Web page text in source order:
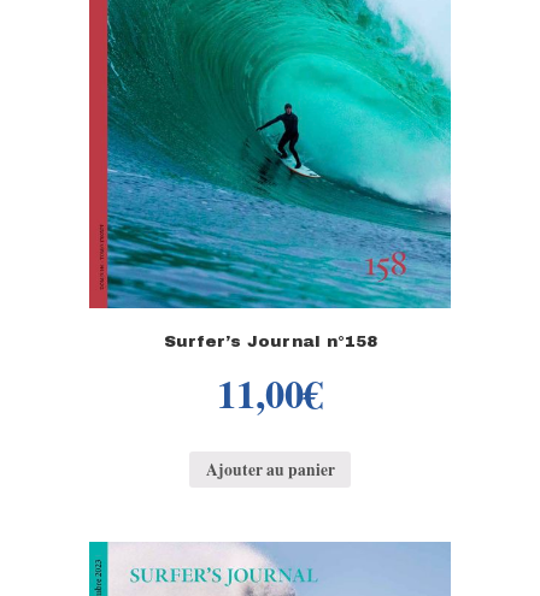
Surfer’s Journal n°158
11,00€
Ajouter au panier